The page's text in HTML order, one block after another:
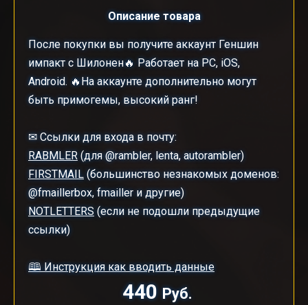
Описание товара
После покупки вы получите аккаунт Геншин
импакт с Шилонен🔥 Работает на PC, iOS,
Android. 🔥На аккаунте дополнительно могут
быть примогемы, высокий ранг!
✉ Ссылки для входа в почту:
RABMLER (для @rambler, lenta, autorambler)
FIRSTMAIL (большинство незнакомых доменов:
@fmaillerbox, fmailler и другие)
NOTLETTERS (если не подошли предыдущие
ссылки)
🕮 Инструкция как вводить данные
440 Руб.